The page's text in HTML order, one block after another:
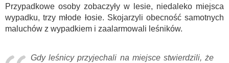
Przypadkowe osoby zobaczyły w lesie, niedaleko miejsca
wypadku, trzy młode łosie. Skojarzyli obecność samotnych
maluchów z wypadkiem i zaalarmowali leśników.
Gdy leśnicy przyjechali na miejsce stwierdzili, że